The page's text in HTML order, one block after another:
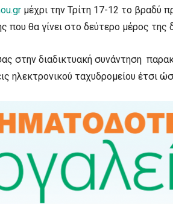
μέχρι την Τρίτη 17-12 το βραδύ
που θα γίνει στο δεύτερο μέρος της
στην διαδικτυακή συνάντηση
ηλεκτρονικού ταχυδρομείου έτσι